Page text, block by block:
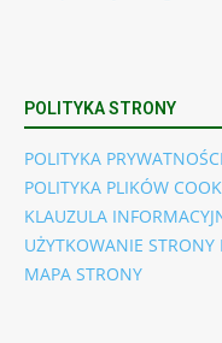
POLITYKA STRONY
POLITYKA PRYWATNOŚCI
POLITYKA PLIKÓW
KLAUZULA
UŻYTKOWANIE STRONY
MAPA STRONY